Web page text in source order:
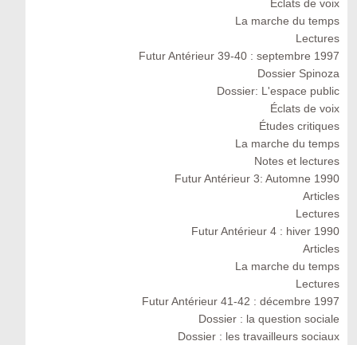
Eclats de voix
La marche du temps
Lectures
Futur Antérieur 39-40 : septembre 1997
Dossier Spinoza
Dossier: L'espace public
Éclats de voix
Études critiques
La marche du temps
Notes et lectures
Futur Antérieur 3: Automne 1990
Articles
Lectures
Futur Antérieur 4 : hiver 1990
Articles
La marche du temps
Lectures
Futur Antérieur 41-42 : décembre 1997
Dossier : la question sociale
Dossier : les travailleurs sociaux